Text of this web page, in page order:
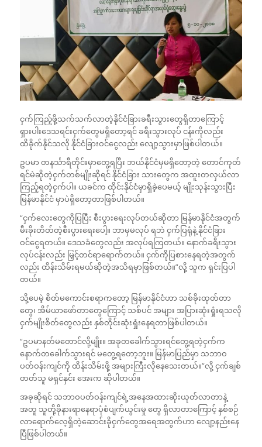
ငှက်ကြည့်ဖို့သက်သက်လာတဲ့နိုင်ငံခြားခရီးသွားတွေရှိတာကြောင့်
ရှားပါးဒေသရင်းငှက်တွေမရှိတော့ရင် ခရီးသွားလုပ် ငန်းကိုလည်း
ထိခိုက်နိုင်သလို နိုင်ငံခြားဝင်ငွေလည်း လျော့သွားမှာဖြစ်ပါတယ်။
ဥပမာ တနင်္သာရီတိုင်းမှာတွေ့ရပြီး ဘယ်နိုင်ငံမှမရှိတော့တဲ့ တောင်ကုတ်
ရင်မဲဆိုတဲ့ငှက်တစ်မျိုးဆိုရင် နိုင်ငံခြား သားတွေက အထူးတလှယ်လာ
ကြည့်ရတဲ့ငှက်ပါ။ ယခင်က ထိုင်းနိုင်ငံမှာရှိခဲ့ပေမယ့် မျိုးသုန်းသွားပြီး
မြန်မာနိုင်ငံ မှာပဲရှိတော့တာဖြစ်ပါတယ်။
“ငှက်လေးတွေကိုပြပြီး စီးပွားရေးလုပ်တယ်ဆိုတာ မြန်မာနိုင်ငံအတွက်
မီးခိုးတိတ်တဲ့စီးပွားရေးပေါ့။ ဘာမှမလုပ် ရဘဲ ငှက်ပြရုံနဲ့ နိုင်ငံခြား
ဝင်ငွေရတယ်။ ဒေသခံတွေလည်း အလုပ်ရကြတယ်။ နောက်ခရီးသွား
လုပ်ငန်းလည်း မြှင့်တင်ရာရောက်တယ်။ ငှက်ကိုပြစားနေရတဲ့အတွက်
လည်း ထိန်းသိမ်းရမယ်ဆိုတဲ့အသိရမှာဖြစ်တယ်။”လို့ သူက ရှင်းပြပါ
တယ်။
သို့ပေမဲ့ စိတ်မကောင်းစရာကတော့ မြန်မာနိုင်ငံဟာ သစ်ခိုးထုတ်တာ
တွေ၊ အိမ်ယာဖော်တာတွေကြောင့် သစ်ပင် အများ အပြားဆုံးရှုံးရသလို
ငှက်မျိုးစိတ်တွေလည်း နှစ်တိုင်းဆုံးရှုံးနေရတာဖြစ်ပါတယ်။
“ဥပမာနတ်မတောင်လို့မျိုး။ အခုတခေါက်သွားရင်တွေ့ရတဲ့ငှက်က
နောက်တခေါက်သွားရင် မတွေ့ရတော့ဘူး။ မြန်မာပြည်မှာ သဘာဝ
ပတ်ဝန်းကျင်ကို ထိန်းသိမ်းဖို့ အများကြီးလိုနေသေးတယ်။”လို့ ငှက်ချစ်
တတ်သူ မရှင်နှင်း အေးက ဆိုပါတယ်။
အခုဆိုရင် သဘာဝပတ်ဝန်းကျင်ရဲ့အနေအထားဆိုးယုတ်လာတာနဲ့
အတူ သူတို့ခိုနားရာနေရာပုံစံပျက်ယွင်းမှု တွေ ရှိလာတာကြောင့် နှစ်စဉ်
လာရောက်လေ့ရှိတဲ့ဆောင်းခိုငှက်တွေအရေအတွက်ဟာ လျော့နည်းနေ
ပြီဖြစ်ပါတယ်။